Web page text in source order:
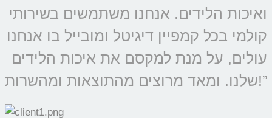
ואיכות הלידים. אנחנו משתמשים בשירותי
קולמי בכל קמפיין דיגיטל ומובייל בו אנחנו
עולים, על מנת למקסם את איכות הלידים
שלנו. ומאד מרוצים מהתוצאות ומהשרות!”